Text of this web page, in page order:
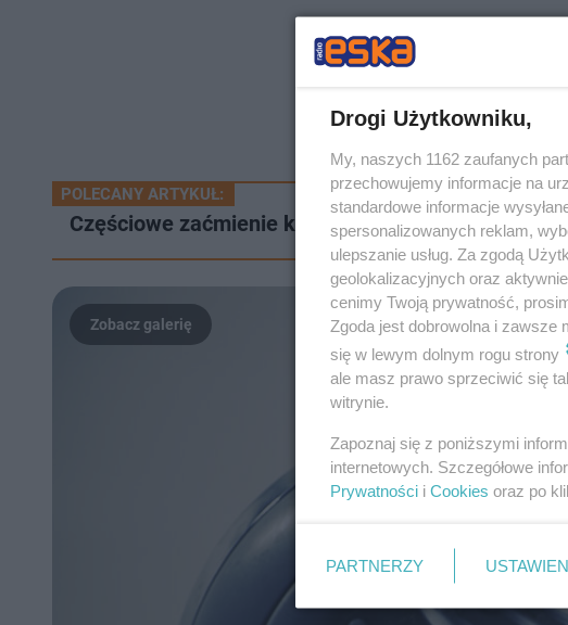
POLECANY ARTYKUŁ:
Częściowe zaćmienie księżyca w listopadzie 2021!
Drogi Użytkowniku,
My, naszych 1162 zaufanych
przechowujemy informacje na
standardowe informacje
spersonalizowanych reklam,
ulepszanie usług. Za zgodą
geolokalizacyjnych oraz
cenimy Twoją prywatność,
Zgoda jest dobrowolna i
się w lewym dolnym rogu strony
ale masz prawo sprzeciwić się
witrynie.
Zapoznaj się z poniższymi
internetowych. Szczegółowe
Prywatności i Cookies oraz po
PARTNERZY